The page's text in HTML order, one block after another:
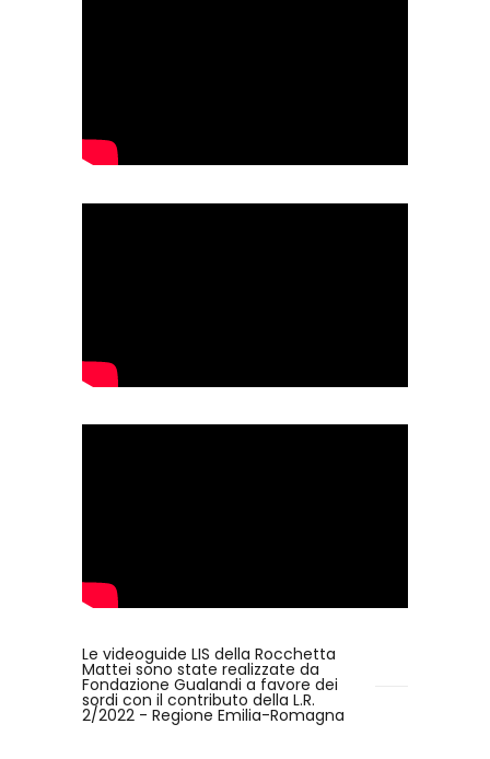
Le videoguide LIS della Rocchetta
Mattei sono state realizzate da
Fondazione Gualandi a favore dei
sordi con il contributo della L.R.
2/2022 - Regione Emilia-Romagna